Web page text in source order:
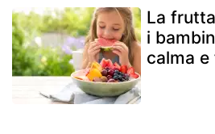
La
i
calma